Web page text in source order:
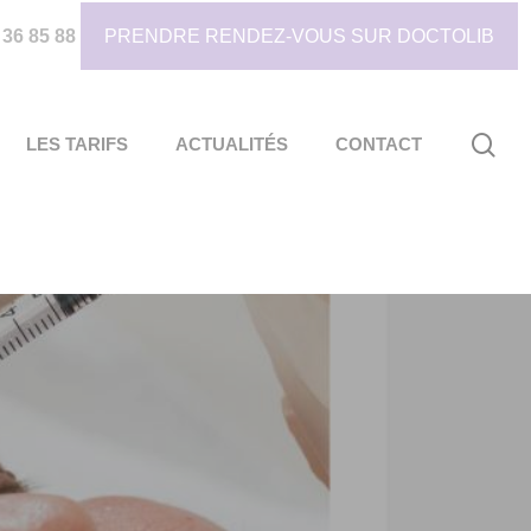
85 88 PRENDRE RENDEZ-VOUS SUR DOCTOLIB
LES TARIFS ACTUALITÉS CONTACT